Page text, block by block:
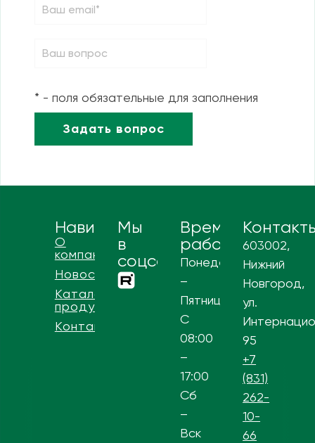
* - поля обязательные для заполнения
Навигация
О
компании
Новости
Каталог
продукции
Контакты
Мы
в
соцсетях
Время
работы
Понедельник
–
Пятница
С
08:00
–
17:00
Сб
–
Вск
603002,
Нижний
Новгород,
ул.
95
+7
(831)
262-
10-
66